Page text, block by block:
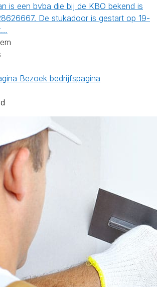
is een bvba die bij de KBO bekend is
De stukadoor is gestart op 19-
Bezoek bedrijfspagina